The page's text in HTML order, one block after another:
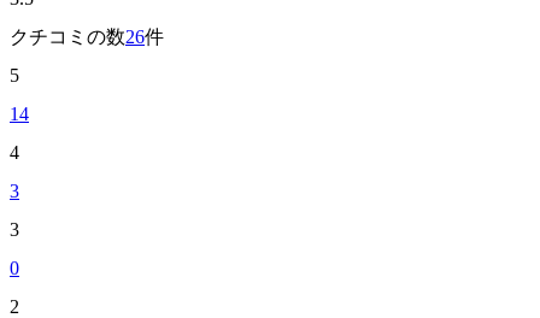
クチコミの数26件
5
14
4
3
3
0
2